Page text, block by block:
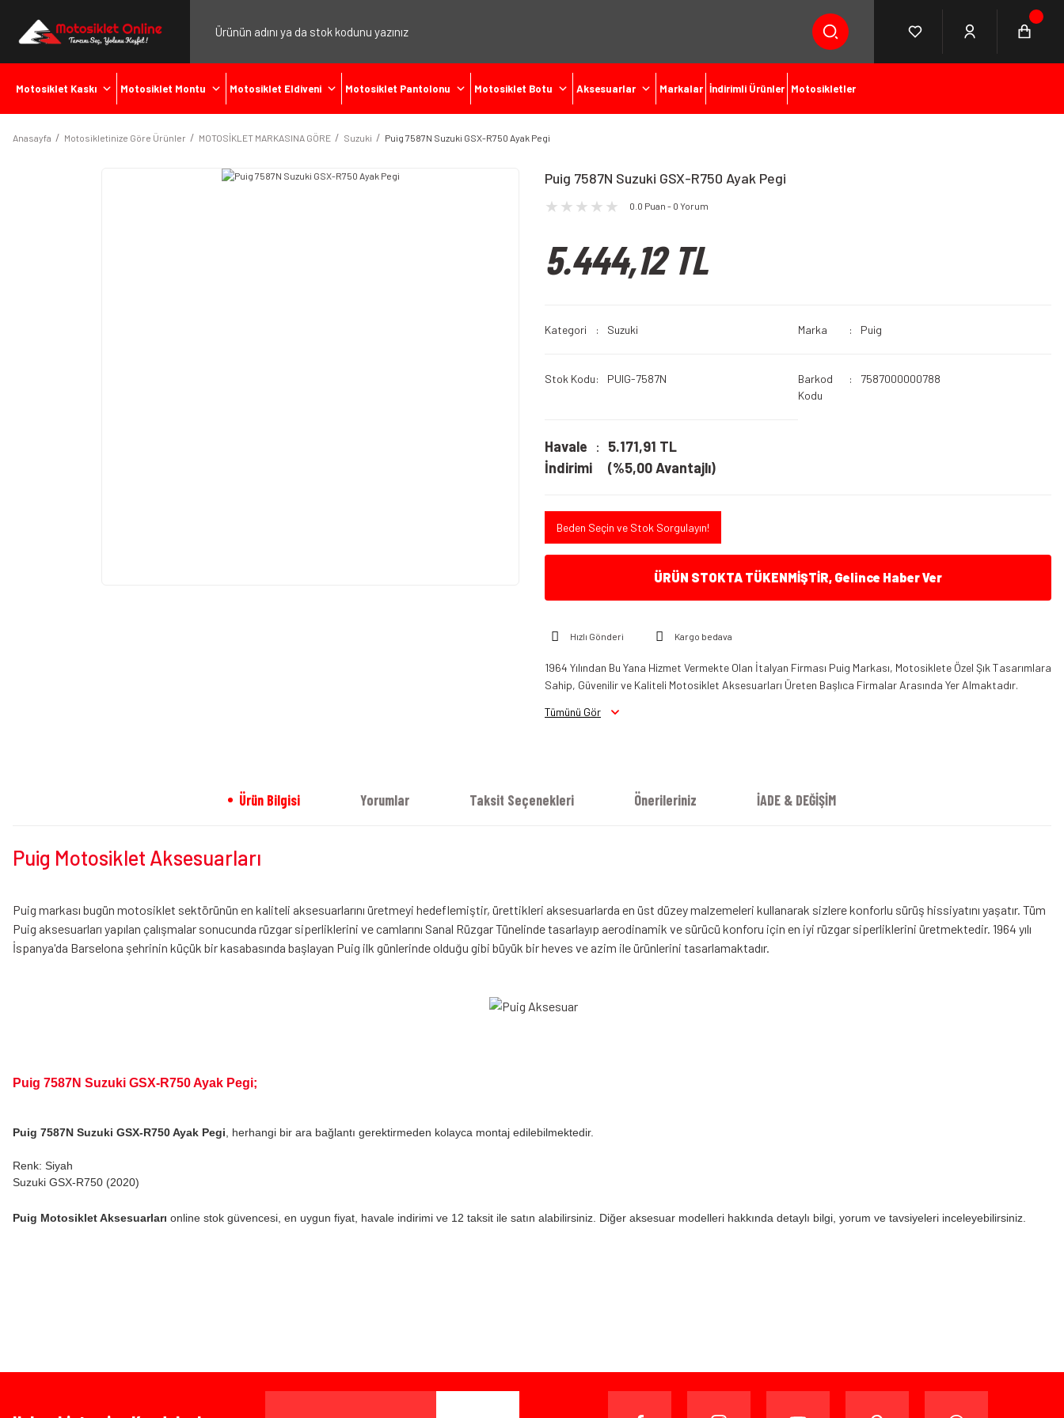
Motosiklet Kaskı Motosiklet Montu Motosiklet Eldiveni Motosiklet Pantolonu Motosiklet Botu Aksesuarlar Markalar İndirimli Ürünler Motosikletler
Anasayfa Motosikletinize Göre Ürünler MOTOSİKLET MARKASINA GÖRE Suzuki Puig 7587N Suzuki GSX-R750 Ayak Pegi
Puig 7587N Suzuki GSX-R750 Ayak Pegi
0.0 Puan - 0 Yorum
5.444,12 TL
Kategori Suzuki Marka Puig
Stok Kodu PUIG-7587N
Barkod
Kodu
7587000000788
Havale
İndirimi
5.171,91 TL
(%5,00 Avantajlı)
Beden Seçin ve Stok Sorgulayın!
ÜRÜN STOKTA TÜKENMİŞTİR, Gelince Haber Ver
Hızlı Gönderi Kargo bedava
1964 Yılından Bu Yana Hizmet Vermekte Olan İtalyan Firması Puig Markası, Motosiklete Özel Şık Tasarımlara
Sahip, Güvenilir ve Kaliteli Motosiklet Aksesuarları Üreten Başlıca Firmalar Arasında Yer Almaktadır.
Tümünü Gör
Ürün Bilgisi Yorumlar Taksit Seçenekleri Önerileriniz İADE & DEĞİŞİM
Puig Motosiklet Aksesuarları
Puig markası bugün motosiklet sektörünün en kaliteli aksesuarlarını üretmeyi hedeflemiştir, ürettikleri aksesuarlarda en üst düzey malzemeleri kullanarak sizlere konforlu sürüş hissiyatını yaşatır. Tüm
Puig aksesuarları yapılan çalışmalar sonucunda rüzgar siperliklerini ve camlarını Sanal Rüzgar Tünelinde tasarlayıp aerodinamik ve sürücü konforu için en iyi rüzgar siperliklerini üretmektedir. 1964 yılı
İspanya'da Barselona şehrinin küçük bir kasabasında başlayan Puig ilk günlerinde olduğu gibi büyük bir heves ve azim ile ürünlerini tasarlamaktadır.
Puig 7587N Suzuki GSX-R750 Ayak Pegi;
Puig 7587N Suzuki GSX-R750 Ayak Pegi , herhangi bir ara bağlantı gerektirmeden kolayca montaj edilebilmektedir.
Renk: Siyah
Suzuki GSX-R750 (2020)
Puig Motosiklet Aksesuarları online stok güvencesi, en uygun fiyat, havale indirimi ve 12 taksit ile satın alabilirsiniz. Diğer aksesuar modelleri hakkında detaylı bilgi, yorum ve tavsiyeleri inceleyebilirsiniz.
Ürün bilgilerinde hatalar bulunuyor.
Bu ürüne benzer farklı alternatifler olmalı.